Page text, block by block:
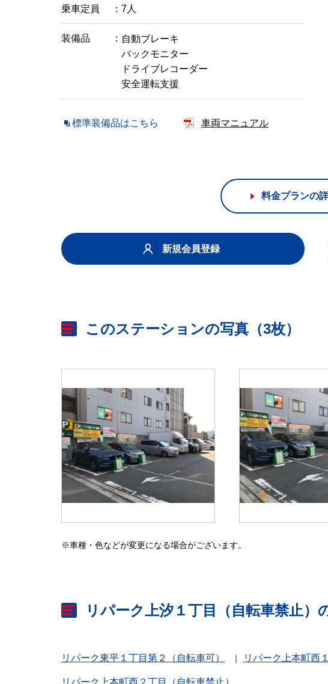
乗車定員 7人
装備品
自動ブレーキ
バックモニター
ドライブレコーダー
安全運転支援
標準装備品はこちら 車両マニュアル
料金プランの
新規会員登録
このステーションの写真（3枚）
※車種・色などが変更になる場合がございます。
リパーク上汐１丁目（自転車禁止）
リパーク東平１丁目第２（自転車可） リパーク上本町西
リパーク上本町西２丁目（自転車禁止）